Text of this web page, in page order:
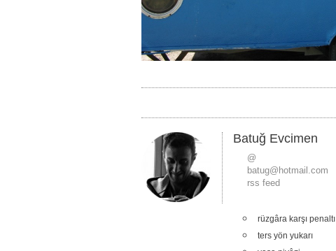
Batuğ Evcimen
@
batug@hotmail.com
rss feed
rüzgâra karşı penaltı
ters yön yukarı